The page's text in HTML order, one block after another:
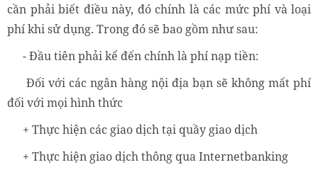
cần phải biết điều này, đó chính là các mức phí và loại
phí khi sử dụng. Trong đó sẽ bao gồm như sau:
- Đầu tiên phải kể đến chính là phí nạp tiền:
Đối với các ngân hàng nội địa bạn sẽ không mất phí
đối với mọi hình thức
+ Thực hiện các giao dịch tại quầy giao dịch
+ Thực hiện giao dịch thông qua Internetbanking